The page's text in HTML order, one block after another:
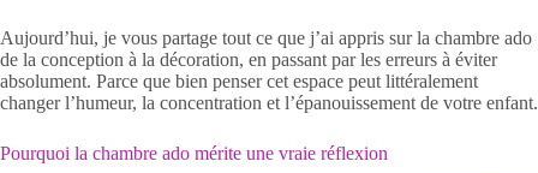
Aujourd’hui, je vous partage tout ce que j’ai appris sur la chambre ado
de la conception à la décoration, en passant par les erreurs à éviter
absolument. Parce que bien penser cet espace peut littéralement
changer l’humeur, la concentration et l’épanouissement de votre enfant.
Pourquoi la chambre ado mérite une vraie réflexion